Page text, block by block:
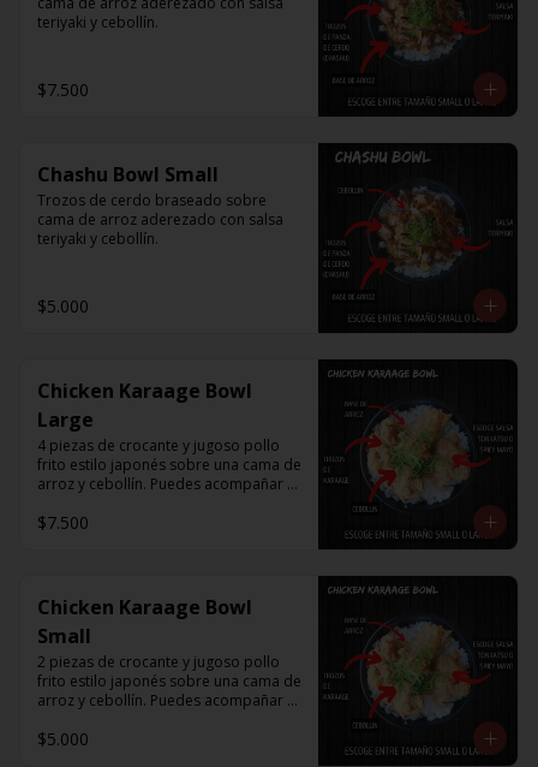
teriyaki y cebollín.
$7.500
Chashu Bowl Small
Trozos de cerdo braseado sobre
cama de arroz aderezado con salsa
teriyaki y cebollín.
$5.000
Chicken Karaage Bowl
Large
4 piezas de crocante y jugoso pollo
frito estilo japonés sobre una cama de
arroz y cebollín. Puedes acompañar
$7.500
Chicken Karaage Bowl
Small
2 piezas de crocante y jugoso pollo
frito estilo japonés sobre una cama de
arroz y cebollín. Puedes acompañar
$5.000